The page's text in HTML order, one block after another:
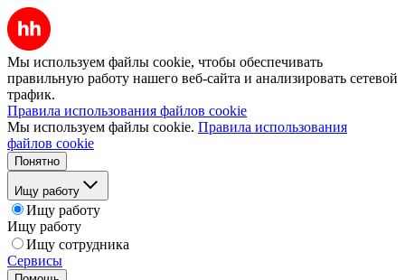
Мы используем файлы cookie, чтобы обеспечивать
правильную работу нашего веб-сайта и анализировать сетевой
трафик.
Правила использования файлов cookie
Мы используем файлы cookie. Правила использования
файлов cookie
Понятно
Ищу работу
Ищу работу
Ищу работу
Ищу сотрудника
Сервисы